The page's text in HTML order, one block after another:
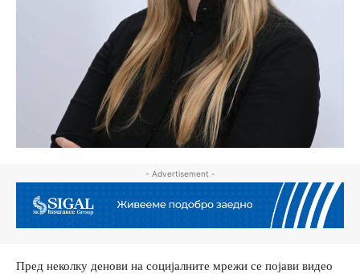
- Advertisement -
Пред неколку денови на социјалните мрежи се појави видео